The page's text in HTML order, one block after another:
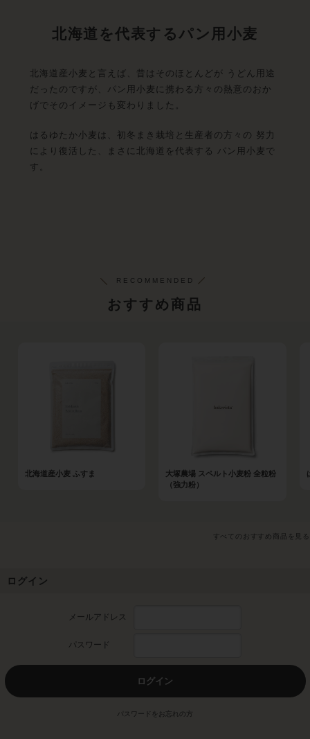
北海道を代表するパン用小麦
北海道産小麦と言えば、昔はそのほとんどが うどん用途
だったのですが、パン用小麦に携わる方々の熱意のおか
げでそのイメージも変わりました。
はるゆたか小麦は、初冬まき栽培と生産者の方々の 努力
により復活した、まさに北海道を代表する パン用小麦で
す。
おすすめ商品
北海道産小麦 ふすま
大塚農場 スペルト小麦粉 全粒粉
（強力粉）
すべてのおすすめ商品を見る
ログイン
メールアドレス
パスワード
ログイン
パスワードをお忘れの方